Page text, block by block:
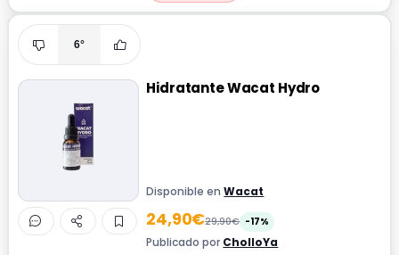
6°
Hidratante Wacat Hydro
Disponible enWacat
24,90€29,90€ -17%
Publicado por CholloYa